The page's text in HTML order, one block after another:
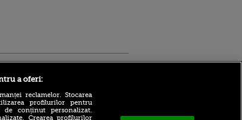
a oferi:
reclamelor. Stocarea
profilurilor pentru
de conținut personalizat.
Crearea profilurilor